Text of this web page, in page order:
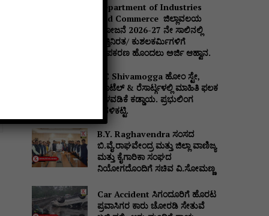
Website:
Department of Industries
and Commerce ಜಿಲ್ಲಾವಲಯ
ಯೋಜನೆ 2026-27 ನೇ ಸಾಲಿನಲ್ಲಿ
ವೃತ್ತಿನಿರತ/ ಕುಶಲಕರ್ಮಿಗಳಿಗೆ
ಉಪಕರಣ ಹೊಂದಲು ಅರ್ಜಿ ಆಹ್ವಾನ.
DC Shivamogga ಹೋಂ ಸ್ಟೇ,
ಹೊಟೆಲ್ & ರೆಸಾರ್ಟ್ಗಳಲ್ಲಿ ಮಾಹಿತಿ ಫಲಕ
ಅಳವಡಿಕೆ ಕಡ್ಡಾಯ. ಪ್ರಭುಲಿಂಗ
ಕವಳಿಕಟ್ಟಿ.
B.Y. Raghavendra ಸಂಸದ
ಬಿ.ವೈ.ರಾಘವೇಂದ್ರ ಮತ್ತು ಜಿಲ್ಲಾ ವಾಣಿಜ್ಯ
ಮತ್ತು ಕೈಗಾರಿಕಾ ಸಂಘದ
ನಿಯೋಗದೊಂದಿಗೆ ಸಚಿವ ವಿ‌.ಸೋಮಣ್ಣ
Car Accident ಸಿಗಂದೂರಿಗೆ ಹೊರಟ
ಪ್ರವಾಸಿಗರ ಕಾರು ಚೋರಡಿ ಸೇತುವೆ